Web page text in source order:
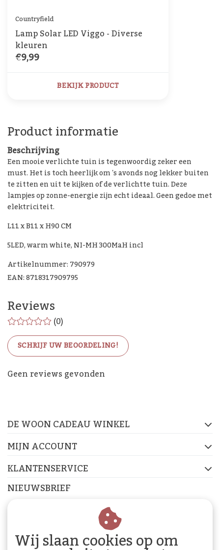
Countryfield
Lamp Solar LED Viggo - Diverse
kleuren
€9,99
BEKIJK PRODUCT
Product informatie
Beschrijving
Een mooie verlichte tuin is tegenwoordig zeker een
must. Het is toch heerlijk om 's avonds nog lekker buiten
te zitten en uit te kijken of de verlichtte tuin. Deze
lampjes op zonne-energie zijn echt ideaal. Geen gedoe met
elektriciteit.
L11 x B11 x H90 CM
5LED, warm white, NI-MH 300MaH incl
Artikelnummer: 790979
EAN: 8718317909795
Reviews
(0)
SCHRIJF UW BEOORDELING!
Geen reviews gevonden
De Woon Cadeau Winkel
DE WOON CADEAU WINKEL
MIJN ACCOUNT
KLANTENSERVICE
NIEUWSBRIEF
Abonneer je op onze nieuwsbrief om op de hoogte te
Wij slaan cookies op om